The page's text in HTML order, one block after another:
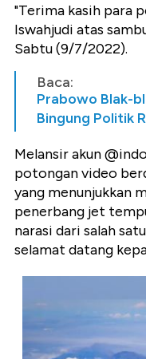
"Terima kasih para
Iswahjudi atas
Sabtu (9/7/2022).
Baca:
Prabowo Blak-
Bingung Politik
Melansir akun
potongan video
yang menunjukkan
penerbang jet
narasi dari salah
selamat datang